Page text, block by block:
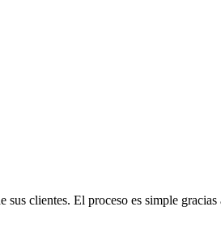
clientes. El proceso es simple